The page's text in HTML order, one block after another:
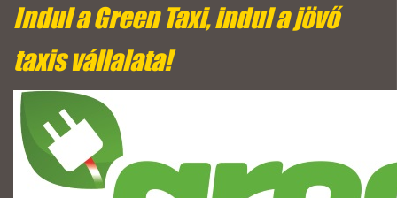
Indul a Green Taxi, indul a jövő
taxis vállalata!